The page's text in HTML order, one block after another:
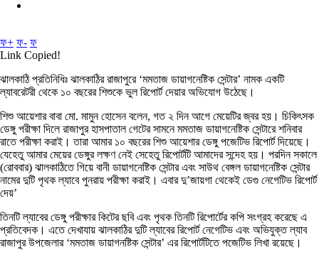
ফ+ ফ- ফ
Link Copied!
ঝালকাঠি প্রতিনিধিঃ ঝালকাঠির রাজাপুরে ‘মমতাজ ডায়াগনেষ্টিক সেন্টার’ নামক একটি
ল্যাবরেটরী থেকে ১০ বছরের শিশুকে ভুল রিপোর্ট দেয়ার অভিযোগ উঠেছে।
শিশু আয়েশার বাবা মো. মামুন হোসেন বলেন, গত ২ দিন আগে মেয়েটির জ্বর হয়। চিকিৎসক
ডেঙ্গু পরীক্ষা দিলে রাজাপুর হাসপাতাল গেটের সামনে মমতাজ ডায়াগনেষ্টিক সেন্টারে শনিবার
রাতে পরীক্ষা করাই। তারা আমার ১০ বছরের শিশু আয়েশার ডেঙ্গু পজেটিভ রিপোর্ট দিয়েছে।
যেহেতু আমার মেয়ের ডেঙ্গুর লক্ষণ নেই সেহেতু রিপোর্টটি আমাদের সন্দেহ হয়। পরদিন সকালে
(রোববার) ঝালকাঠিতে গিয়ে বানী ডায়াগনেষ্টিক সেন্টার এবং সাউথ বেঙ্গল ডায়াগনেষ্টিক সেন্টার
নামের দুটি পৃথক ল্যাবে পুনরায় পরীক্ষা করাই। এবার দু’জায়গা থেকেই ডেগু নেগেটিভ রিপোর্ট
দেয়’
তিনটি ল্যাবের ডেঙ্গু পরীক্ষার কিটের ছবি এবং পৃথক তিনটি রিপোর্টের কপি সংগ্রহ করেছে এ
প্রতিবেদক। এতে দেখাযায় ঝালকাঠির দুটি ল্যাবের রিপোর্ট নেগেটিভ এবং অভিযুক্ত ল্যাব
রাজাপুর উপজেলার ‘মমতাজ ডায়াগনষ্টিক সেন্টার’ এর রিপোর্টটিতে পজেটিভ লিখা রয়েছে।